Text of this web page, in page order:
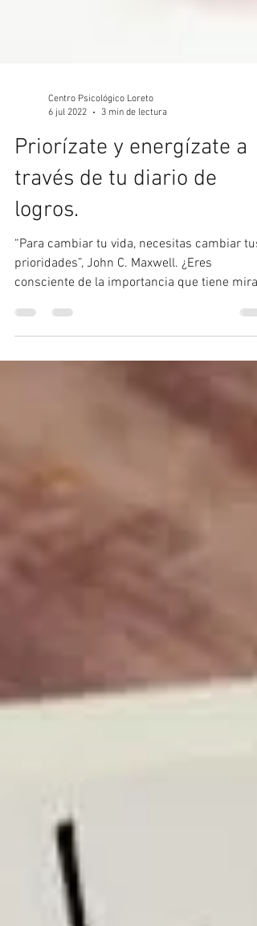
6 jul 2022
3 min de lectura
Priorízate y energízate a
través de tu diario de
logros.
“Para cambiar tu vida, necesitas cambiar tus
prioridades”, John C. Maxwell. ¿Eres
consciente de la importancia que tiene mirar